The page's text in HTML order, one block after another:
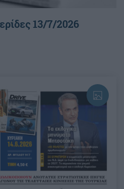
13/7/2026